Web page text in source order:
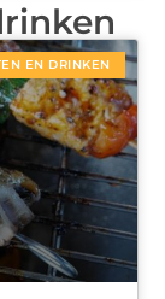
EN DRINKEN